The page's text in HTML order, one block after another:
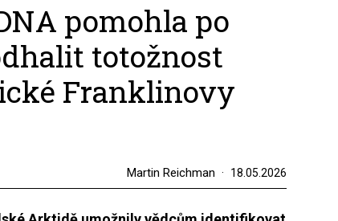
pomohla po
totožnost
Franklinovy
Martin Reichman 18.05.2026